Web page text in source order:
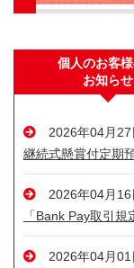
個人のお客
お知らせ
2026年04月27
継続式懸賞付定期
2026年04月16
「Bank Pay取引
2026年04月01